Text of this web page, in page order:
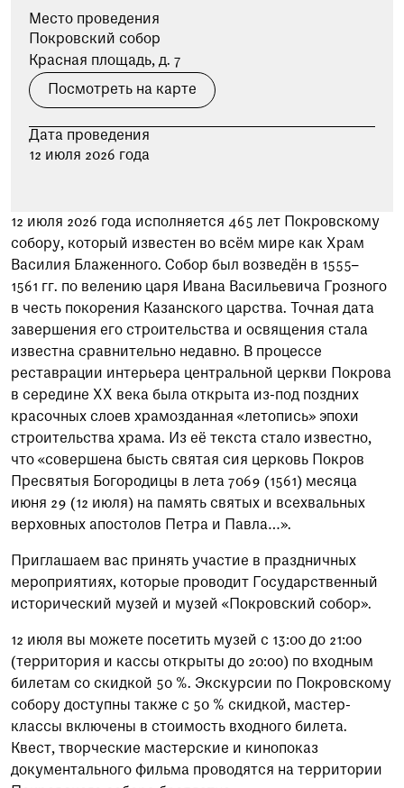
Опрос о качестве работы музея
Просим вас пройти опрос
о качестве работы музея. Ваше
Пройти опрос
12 июля 2026 года исполняется 465 лет Покровскому
собору, который известен во всём мире как Храм
Василия Блаженного. Собор был возведён в 1555–
1561 гг. по велению царя Ивана Васильевича Грозного
в честь покорения Казанского царства. Точная дата
завершения его строительства и освящения стала
известна сравнительно недавно. В процессе
реставрации интерьера центральной церкви Покрова
в середине XX века была открыта из-под поздних
красочных слоев храмозданная «летопись» эпохи
строительства храма. Из её текста стало известно,
что «совершена бысть святая сия церковь Покров
Пресвятыя Богородицы в лета 7069 (1561) месяца
июня 29 (12 июля) на память святых и всехвальных
верховных апостолов Петра и Павла…».
Приглашаем вас принять участие в праздничных
мероприятиях, которые проводит Государственный
исторический музей и музей «Покровский собор».
12 июля вы можете посетить музей с 13:00 до 21:00
(территория и кассы открыты до 20:00) по входным
билетам со скидкой 50 %. Экскурсии по Покровскому
собору доступны также с 50 % скидкой, мастер-
классы включены в стоимость входного билета.
Квест, творческие мастерские и кинопоказ
документального фильма проводятся на территории
Место проведения
Покровский собор
Красная площадь, д. 7
Посмотреть на карте
Дата проведения
12 июля 2026 года